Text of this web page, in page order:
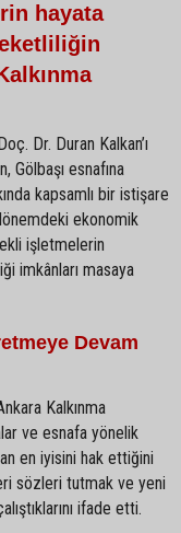
hayata
Dr. Duran Kalkan’ı
Gölbaşı esnafına
kapsamlı bir istişare
ekonomik
işletmelerin
imkânları masaya
Devam
Kalkınma
ve esnafa yönelik
en iyisini hak ettiğini
sözleri tutmak ve yeni
ifade etti.